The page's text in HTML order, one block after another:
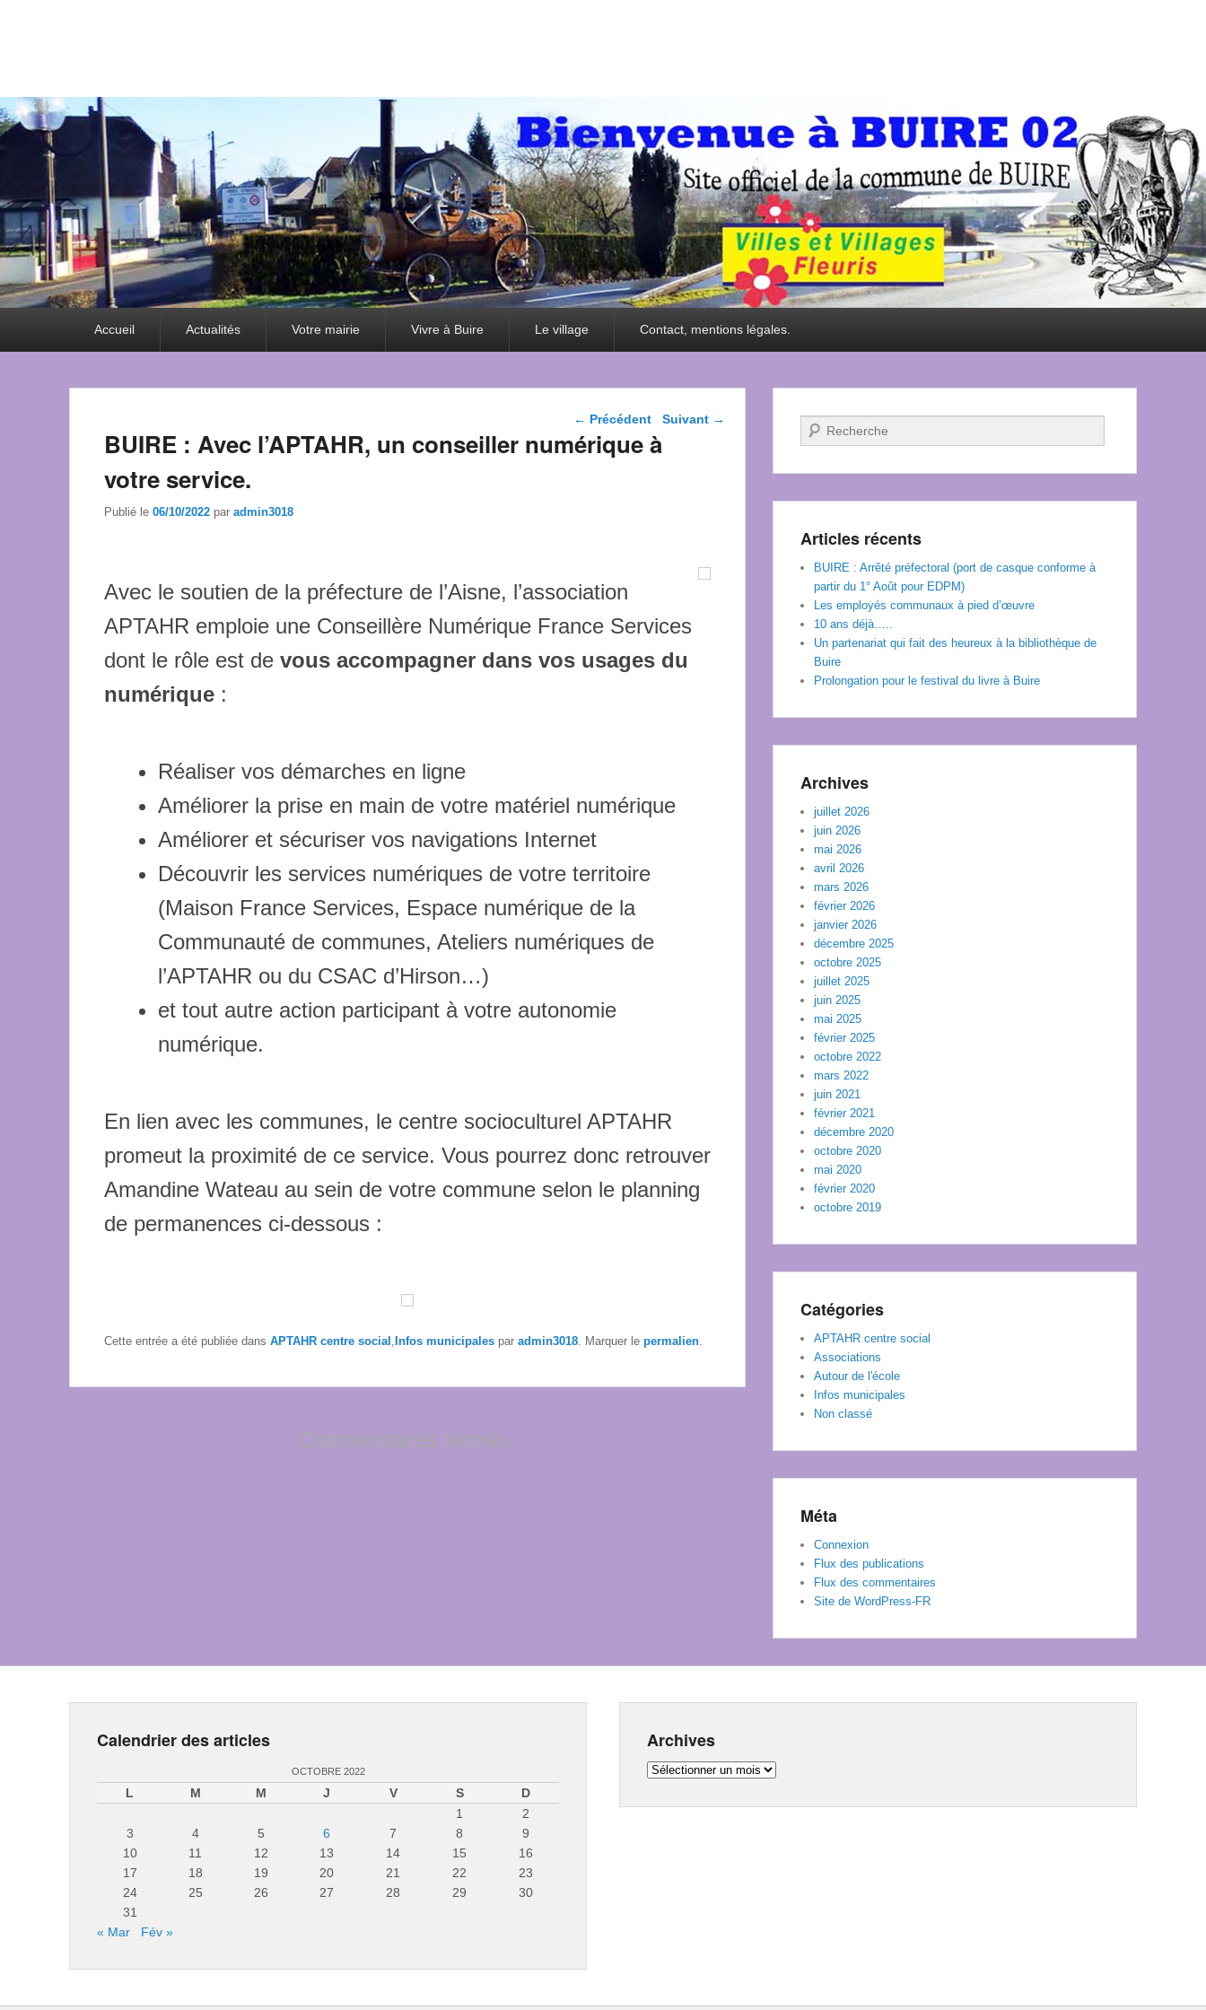
Accueil Actualités Votre mairie Vivre à Buire Le village Contact, mentions légales.
Navigation dans les
← Précédent Suivant →
BUIRE : Avec l’APTAHR, un conseiller numérique à
votre service.
Publié le 06/10/2022 par admin3018
Avec le soutien de la préfecture de l’Aisne, l’association
APTAHR emploie une Conseillère Numérique France Services
dont le rôle est de vous accompagner dans vos usages du
numérique :
Réaliser vos démarches en ligne
Améliorer la prise en main de votre matériel numérique
Améliorer et sécuriser vos navigations Internet
Découvrir les services numériques de votre territoire
(Maison France Services, Espace numérique de la
Communauté de communes, Ateliers numériques de
l’APTAHR ou du CSAC d’Hirson…)
et tout autre action participant à votre autonomie
numérique.
En lien avec les communes, le centre socioculturel APTAHR
promeut la proximité de ce service. Vous pourrez donc retrouver
Amandine Wateau au sein de votre commune selon le planning
de permanences ci-dessous :
Cette entrée a été publiée dans APTAHR centre social , Infos municipales par admin3018. Marquer le permalien.
Commentaires fermés.
Recherche
Articles récents
BUIRE : Arrêté préfectoral (port de casque conforme à
partir du 1° Août pour EDPM)
Les employés communaux à pied d’œuvre
10 ans déjà…..
Un partenariat qui fait des heureux à la bibliothèque de
Buire
Prolongation pour le festival du livre à Buire
Archives
juillet 2026
juin 2026
mai 2026
avril 2026
mars 2026
février 2026
janvier 2026
décembre 2025
octobre 2025
juillet 2025
juin 2025
mai 2025
février 2025
octobre 2022
mars 2022
juin 2021
février 2021
décembre 2020
octobre 2020
mai 2020
février 2020
octobre 2019
Catégories
APTAHR centre social
Associations
Autour de l'école
Infos municipales
Non classé
Méta
Connexion
Flux des publications
Flux des commentaires
Site de WordPress-FR
Calendrier des articles
OCTOBRE 2022
L M M J V S
D
1
2
3
4 5 6 7 8
9
10
11 12 13 14 15
16
17
18 19 20 21 22
23
24
25 26 27 28 29
30
31
« Mar
Fév »
Archives
Archives